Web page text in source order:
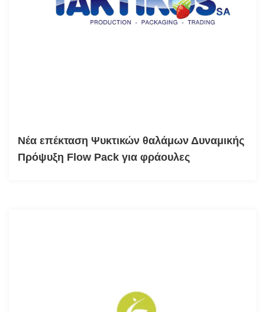
Νέα επέκταση Ψυκτικών θαλάμων Δυναμικής
Πρόψυξη Flow Pack για φράουλες